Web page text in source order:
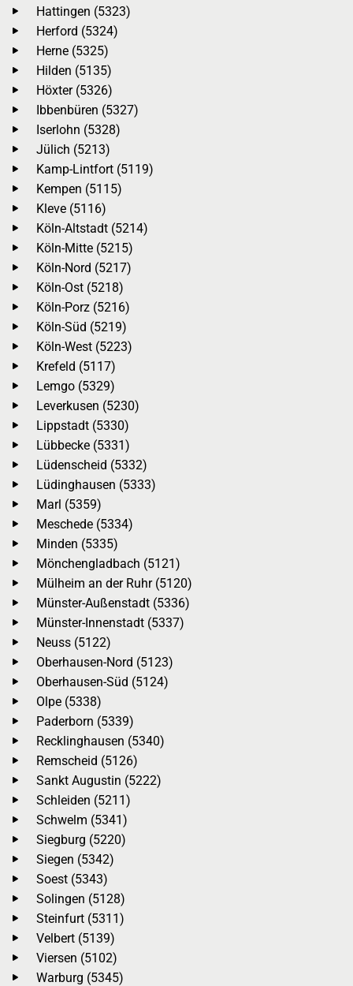
Hattingen (5323)
Herford (5324)
Herne (5325)
Hilden (5135)
Höxter (5326)
Ibbenbüren (5327)
Iserlohn (5328)
Jülich (5213)
Kamp-Lintfort (5119)
Kempen (5115)
Kleve (5116)
Köln-Altstadt (5214)
Köln-Mitte (5215)
Köln-Nord (5217)
Köln-Ost (5218)
Köln-Porz (5216)
Köln-Süd (5219)
Köln-West (5223)
Krefeld (5117)
Lemgo (5329)
Leverkusen (5230)
Lippstadt (5330)
Lübbecke (5331)
Lüdenscheid (5332)
Lüdinghausen (5333)
Marl (5359)
Meschede (5334)
Minden (5335)
Mönchengladbach (5121)
Mülheim an der Ruhr (5120)
Münster-Außenstadt (5336)
Münster-Innenstadt (5337)
Neuss (5122)
Oberhausen-Nord (5123)
Oberhausen-Süd (5124)
Olpe (5338)
Paderborn (5339)
Recklinghausen (5340)
Remscheid (5126)
Sankt Augustin (5222)
Schleiden (5211)
Schwelm (5341)
Siegburg (5220)
Siegen (5342)
Soest (5343)
Solingen (5128)
Steinfurt (5311)
Velbert (5139)
Viersen (5102)
Warburg (5345)